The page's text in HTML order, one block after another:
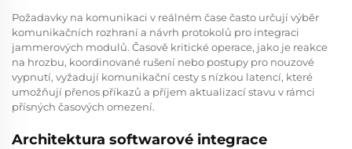
Požadavky na komunikaci v reálném čase často určují výběr
komunikačních rozhraní a návrh protokolů pro integraci
jammerových modulů. Časově kritické operace, jako je reakce
na hrozbu, koordinované rušení nebo postupy pro nouzové
vypnutí, vyžadují komunikační cesty s nízkou latencí, které
umožňují přenos příkazů a příjem aktualizací stavu v rámci
přísných časových omezení.
Architektura softwarové integrace